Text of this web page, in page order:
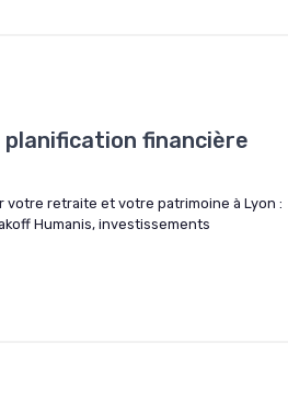
financière
retraite et votre patrimoine à Lyon :
Humanis, investissements